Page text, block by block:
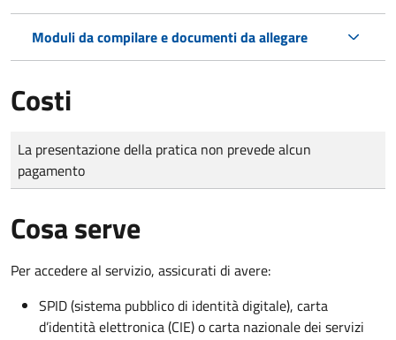
Moduli da compilare e documenti da allegare
Costi
Tipo di pagamento
Importo
La presentazione della pratica non prevede alcun
pagamento
Cosa serve
Per accedere al servizio, assicurati di avere:
SPID (sistema pubblico di identità digitale), carta
d’identità elettronica (CIE) o carta nazionale dei servizi